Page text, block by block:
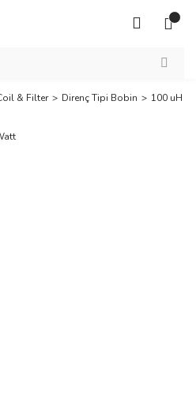
& Filter Direnç Tipi Bobin 100 uH